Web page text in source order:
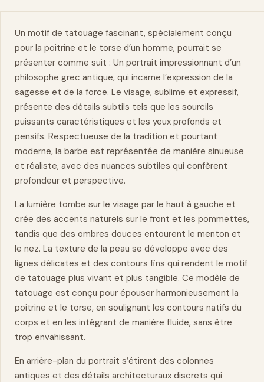
Un motif de tatouage fascinant, spécialement conçu
pour la poitrine et le torse d’un homme, pourrait se
présenter comme suit : Un portrait impressionnant d’un
philosophe grec antique, qui incarne l’expression de la
sagesse et de la force. Le visage, sublime et expressif,
présente des détails subtils tels que les sourcils
puissants caractéristiques et les yeux profonds et
pensifs. Respectueuse de la tradition et pourtant
moderne, la barbe est représentée de manière sinueuse
et réaliste, avec des nuances subtiles qui confèrent
profondeur et perspective.
La lumière tombe sur le visage par le haut à gauche et
crée des accents naturels sur le front et les pommettes,
tandis que des ombres douces entourent le menton et
le nez. La texture de la peau se développe avec des
lignes délicates et des contours fins qui rendent le motif
de tatouage plus vivant et plus tangible. Ce modèle de
tatouage est conçu pour épouser harmonieusement la
poitrine et le torse, en soulignant les contours natifs du
corps et en les intégrant de manière fluide, sans être
trop envahissant.
En arrière-plan du portrait s’étirent des colonnes
antiques et des détails architecturaux discrets qui